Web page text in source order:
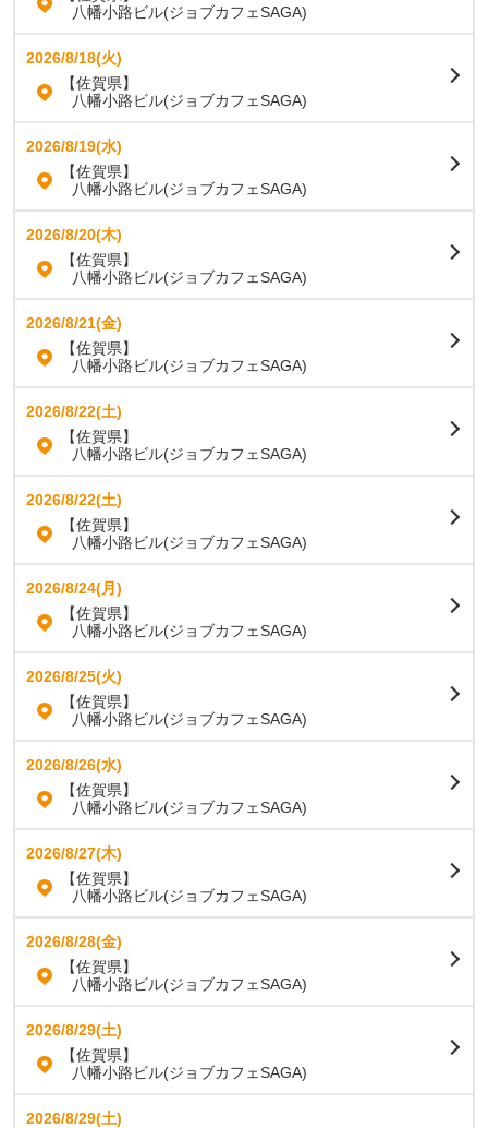
八幡小路ビル(ジョブカフェSAGA)
2026/8/18(火)
【佐賀県】
八幡小路ビル(ジョブカフェSAGA)
2026/8/19(水)
【佐賀県】
八幡小路ビル(ジョブカフェSAGA)
2026/8/20(木)
【佐賀県】
八幡小路ビル(ジョブカフェSAGA)
2026/8/21(金)
【佐賀県】
八幡小路ビル(ジョブカフェSAGA)
2026/8/22(土)
【佐賀県】
八幡小路ビル(ジョブカフェSAGA)
2026/8/22(土)
【佐賀県】
八幡小路ビル(ジョブカフェSAGA)
2026/8/24(月)
【佐賀県】
八幡小路ビル(ジョブカフェSAGA)
2026/8/25(火)
【佐賀県】
八幡小路ビル(ジョブカフェSAGA)
2026/8/26(水)
【佐賀県】
八幡小路ビル(ジョブカフェSAGA)
2026/8/27(木)
【佐賀県】
八幡小路ビル(ジョブカフェSAGA)
2026/8/28(金)
【佐賀県】
八幡小路ビル(ジョブカフェSAGA)
2026/8/29(土)
【佐賀県】
八幡小路ビル(ジョブカフェSAGA)
2026/8/29(土)